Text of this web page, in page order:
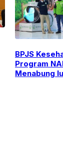
BPJS
Program
Menabung